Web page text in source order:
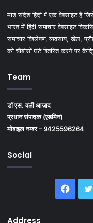
माड़ संदेश हिंदी में एक वेबसाइट है
भारत में हिंदी समाचार वेबसाइट
समाचार विश्लेषण, व्यवसाय, खेल,
को चौबीसों घंटे वितरित करने पर
Team
डॉ एस. वली आज़ाद
प्रधान संपादक (एडमिन)
मोबाइल नम्बर – 9425596264
Social
Address